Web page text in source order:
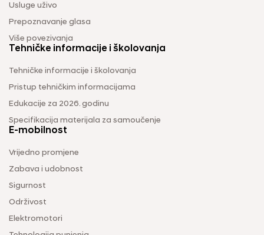
Usluge uživo
Prepoznavanje glasa
Više povezivanja
Tehničke informacije i školovanja
Tehničke informacije i školovanja
Pristup tehničkim informacijama
Edukacije za 2026. godinu
Specifikacija materijala za samoučenje
E-mobilnost
Vrijedno promjene
Zabava i udobnost
Sigurnost
Održivost
Elektromotori